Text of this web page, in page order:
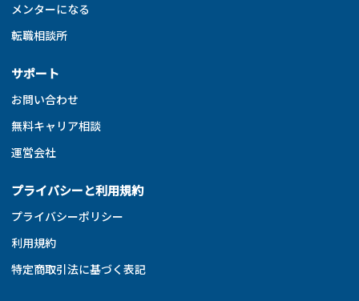
メンターになる
転職相談所
サポート
お問い合わせ
無料キャリア相談
運営会社
プライバシーと利用規約
プライバシーポリシー
利用規約
特定商取引法に基づく表記